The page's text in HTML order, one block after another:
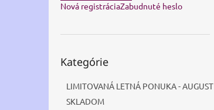
Nová registráciaZabudnuté heslo
kategórie
Kategórie
LIMITOVANÁ LETNÁ PONUKA - AUGUST
SKLADOM